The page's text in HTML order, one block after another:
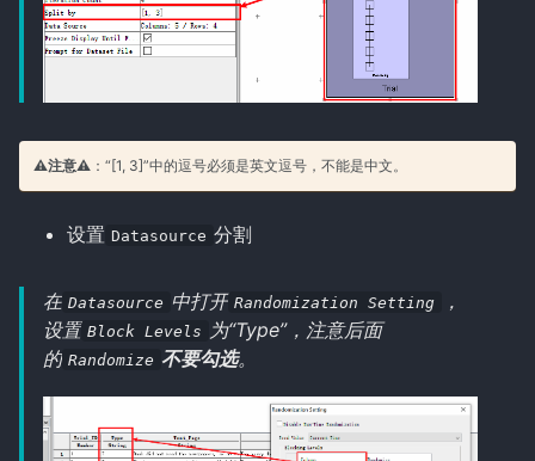
⚠️注意⚠️ ：“[1, 3]”中的逗号必须是英文逗号，不能是中文。
设置 Datasource 分割
在 Datasource 中打开 Randomization Setting
，
设置 Block Levels
为“Type”，注意后面
的 Randomize 不要勾选。